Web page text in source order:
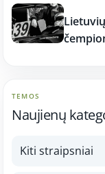
TEMOS
Naujienų
Kiti straipsniai